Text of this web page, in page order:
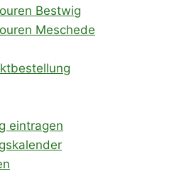
Bestwig
Meschede
eintragen